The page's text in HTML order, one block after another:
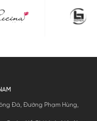
Đà, Đường Phạm Hùng,